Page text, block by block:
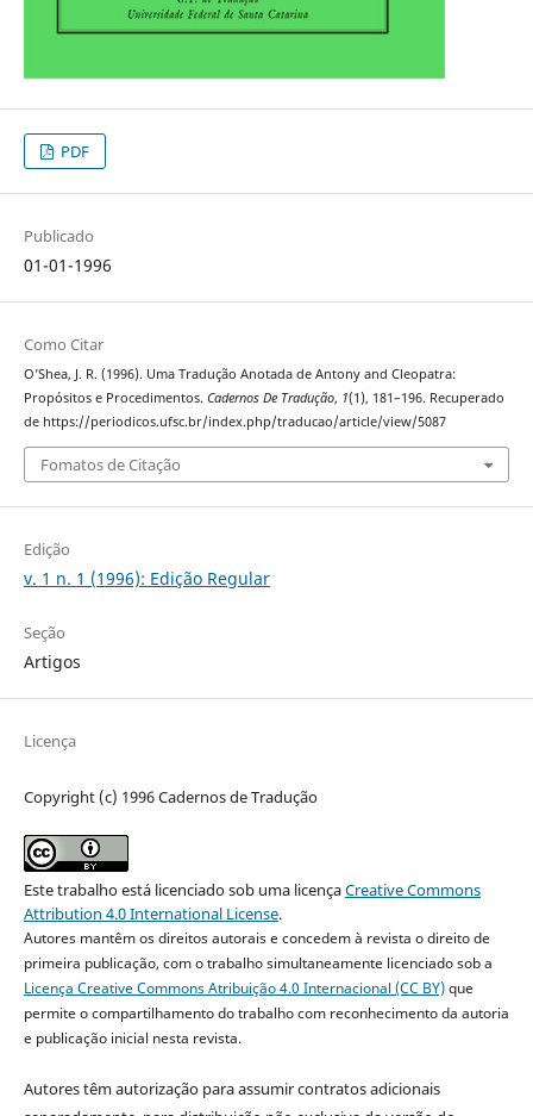
PDF
Publicado
01-01-1996
Como Citar
O’Shea, J. R. (1996). Uma Tradução Anotada de Antony and Cleopatra:
Propósitos e Procedimentos. Cadernos De Tradução, 1(1), 181–196. Recuperado
de https://periodicos.ufsc.br/index.php/traducao/article/view/5087
Fomatos de Citação
Edição
v. 1 n. 1 (1996): Edição Regular
Seção
Artigos
Licença
Copyright (c) 1996 Cadernos de Tradução
Este trabalho está licenciado sob uma licençaCreative Commons
Attribution 4.0 International License.
Autores mantêm os direitos autorais e concedem à revista o direito de
primeira publicação, com o trabalho simultaneamente licenciado sob a
Licença Creative Commons Atribuição 4.0 Internacional (CC BY)que
permite o compartilhamento do trabalho com reconhecimento da autoria
e publicação inicial nesta revista.
Autores têm autorização para assumir contratos adicionais